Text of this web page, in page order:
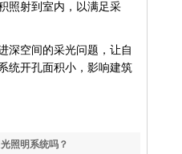
照射到室内，以满足采
深空间的采光问题，让自
统开孔面积小，影响建筑
照明系统吗？